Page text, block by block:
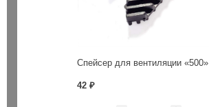
Спейсер для вентиляции «500»
42 ₽